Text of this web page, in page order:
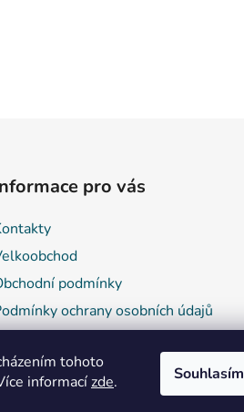
tohoto
informacízde. Souhlasím
pro vás
podmínky
ochrany osobních údajů